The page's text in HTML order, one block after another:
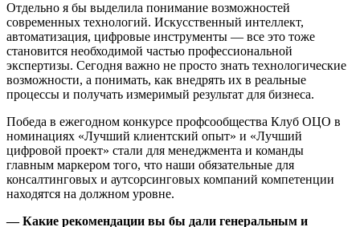
Отдельно я бы выделила понимание возможностей
современных технологий. Искусственный интеллект,
автоматизация, цифровые инструменты — все это тоже
становится необходимой частью профессиональной
экспертизы. Сегодня важно не просто знать технологические
возможности, а понимать, как внедрять их в реальные
процессы и получать измеримый результат для бизнеса.
Победа в ежегодном конкурсе профсообщества Клуб ОЦО в
номинациях «Лучший клиентский опыт» и «Лучший
цифровой проект» стали для менеджмента и команды
главным маркером того, что наши обязательные для
консалтинговых и аутсорсинговых компаний компетенции
находятся на должном уровне.
— Какие рекомендации вы бы дали генеральным и